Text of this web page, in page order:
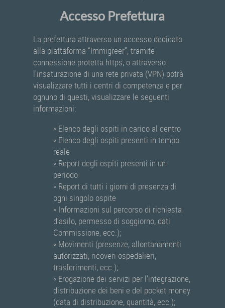
Accesso Prefettura
La prefettura attraverso un accesso dedicato
alla piattaforma “Immigreer”, tramite
connessione protetta https, o attraverso
l'insaturazione di una rete privata (VPN) potrà
visualizzare tutti i centri di competenza e per
ognuno di questi, visualizzare le seguenti
informazioni:
◦ Elenco degli ospiti in carico al centro
◦ Elenco degli ospiti presenti in tempo
reale
◦ Report degli ospiti presenti in un
periodo
◦ Report di tutti i giorni di presenza di
ogni singolo ospite
◦ Informazioni sul percorso di richiesta
d’asilo, permesso di soggiorno, dati
Commissione, ecc.);
◦ Movimenti (presenze, allontanamenti
autorizzati, ricoveri ospedalieri,
trasferimenti, ecc.);
◦ Erogazione dei servizi per l’integrazione,
distribuzione dei beni e del pocket money
(data di distribuzione, quantità, ecc.);